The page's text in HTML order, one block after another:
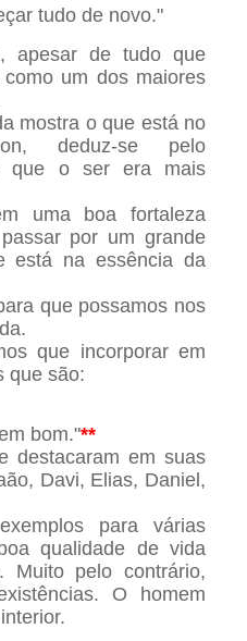
tudo de novo."
apesar de tudo que
um dos maiores
mostra o que está no
deduz-se pelo
que o ser era mais
uma boa fortaleza
por um grande
está na essência da
que possamos nos
que incorporar em
que são:
bom."**
destacaram em suas
Davi, Elias, Daniel,
para várias
qualidade de vida
Muito pelo contrário,
O homem